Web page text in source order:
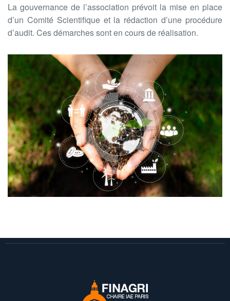
La gouvernance de l’association prévoit la mise en place
d’un Comité Scientifique et la rédaction d’une procédure
d’audit. Ces démarches sont en cours de réalisation.